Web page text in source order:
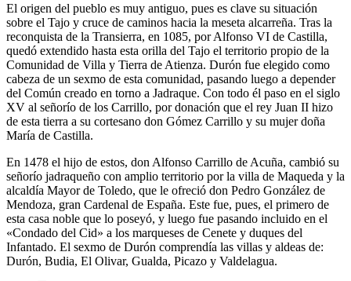
El origen del pueblo es muy antiguo, pues es clave su situación
sobre el Tajo y cruce de caminos hacia la meseta alcarreña. Tras la
reconquista de la Transierra, en 1085, por Alfonso VI de Castilla,
quedó extendido hasta esta orilla del Tajo el territorio propio de la
Comunidad de Villa y Tierra de Atienza. Durón fue elegido como
cabeza de un sexmo de esta comunidad, pasando luego a depender
del Común creado en torno a Jadraque. Con todo él paso en el siglo
XV al señorío de los Carrillo, por donación que el rey Juan II hizo
de esta tierra a su cortesano don Gómez Carrillo y su mujer doña
María de Castilla.
En 1478 el hijo de estos, don Alfonso Carrillo de Acuña, cambió su
señorío jadraqueño con amplio territorio por la villa de Maqueda y la
alcaldía Mayor de Toledo, que le ofreció don Pedro González de
Mendoza, gran Cardenal de España. Este fue, pues, el primero de
esta casa noble que lo poseyó, y luego fue pasando incluido en el
«Condado del Cid» a los marqueses de Cenete y duques del
Infantado. El sexmo de Durón comprendía las villas y aldeas de:
Durón, Budia, El Olivar, Gualda, Picazo y Valdelagua.